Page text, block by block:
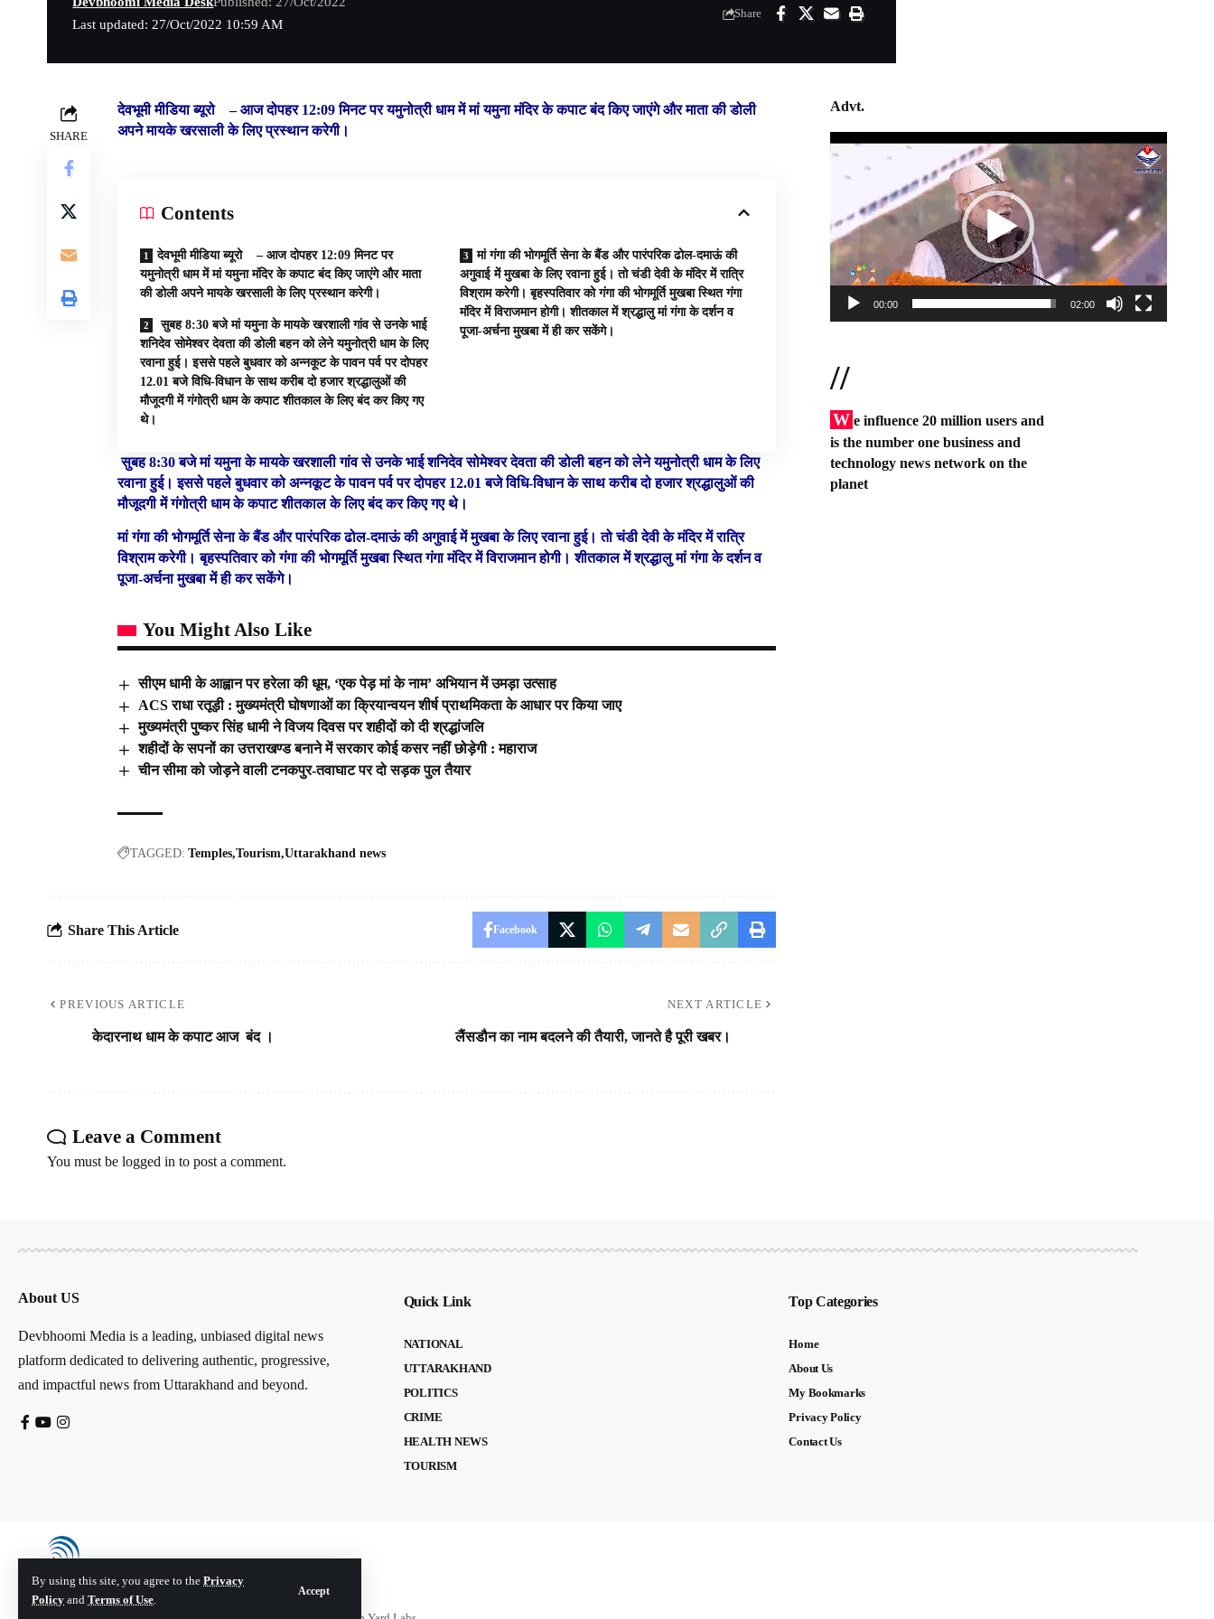
By using this site, you agree to the Privacy
Policy and Terms of Use.
Accept
Last updated: 27/Oct/2022 10:59 AM
Share
SHARE
देवभूमी मीडिया ब्यूरो –आज दोपहर 12:09 मिनट पर यमुनोत्री धाम में मां यमुना मंदिर के कपाट बंद किए जाएंगे और माता की डोली
अपने मायके खरसाली के लिए प्रस्थान करेगी।
Contents
देवभूमी मीडिया ब्यूरो – आज दोपहर 12:09 मिनट पर
यमुनोत्री धाम में मां यमुना मंदिर के कपाट बंद किए जाएंगे और माता
की डोली अपने मायके खरसाली के लिए प्रस्थान करेगी।
सुबह 8:30 बजे मां यमुना के मायके खरशाली गांव से उनके भाई
शनिदेव सोमेश्वर देवता की डोली बहन को लेने यमुनोत्री धाम के लिए
रवाना हुई। इससे पहले बुधवार को अन्नकूट के पावन पर्व पर दोपहर
12.01 बजे विधि-विधान के साथ करीब दो हजार श्रद्धालुओं की
मौजूदगी में गंगोत्री धाम के कपाट शीतकाल के लिए बंद कर किए गए
थे।
मां गंगा की भोगमूर्ति सेना के बैंड और पारंपरिक ढोल-दमाऊं की
अगुवाई में मुखबा के लिए रवाना हुई। तो चंडी देवी के मंदिर में रात्रि
विश्राम करेगी। बृहस्पतिवार को गंगा की भोगमूर्ति मुखबा स्थित गंगा
मंदिर में विराजमान होगी। शीतकाल में श्रद्धालु मां गंगा के दर्शन व
पूजा-अर्चना मुखबा में ही कर सकेंगे।
सुबह 8:30 बजे मां यमुना के मायके खरशाली गांव से उनके भाई शनिदेव सोमेश्वर देवता की डोली बहन को लेने यमुनोत्री धाम के लिए
रवाना हुई। इससे पहले बुधवार को अन्नकूट के पावन पर्व पर दोपहर 12.01 बजे विधि-विधान के साथ करीब दो हजार श्रद्धालुओं की
मौजूदगी में गंगोत्री धाम के कपाट शीतकाल के लिए बंद कर किए गए थे।
मां गंगा की भोगमूर्ति सेना के बैंड और पारंपरिक ढोल-दमाऊं की अगुवाई में मुखबा के लिए रवाना हुई। तो चंडी देवी के मंदिर में रात्रि
विश्राम करेगी। बृहस्पतिवार को गंगा की भोगमूर्ति मुखबा स्थित गंगा मंदिर में विराजमान होगी। शीतकाल में श्रद्धालु मां गंगा के दर्शन व
पूजा-अर्चना मुखबा में ही कर सकेंगे।
You Might Also Like
सीएम धामी के आह्वान पर हरेला की धूम, ‘एक पेड़ मां के नाम’ अभियान में उमड़ा उत्साह
ACS राधा रतूड़ी : मुख्यमंत्री घोषणाओं का क्रियान्वयन शीर्ष प्राथमिकता के आधार पर किया जाए
मुख्यमंत्री पुष्कर सिंह धामी ने विजय दिवस पर शहीदों को दी श्रद्धांजलि
शहीदों के सपनों का उत्तराखण्ड बनाने में सरकार कोई कसर नहीं छोड़ेगी : महाराज
चीन सीमा को जोड़ने वाली टनकपुर-तवाघाट पर दो सड़क पुल तैयार
TAGGED: Temples Tourism Uttarakhand news
Share This Article Facebook
PREVIOUS ARTICLE
केदारनाथ धाम के कपाट आज बंद ।
NEXT ARTICLE
लैंसडौन का नाम बदलने की तैयारी, जानते है पूरी खबर।
Leave a Comment
You must be logged in to post a comment.
Advt.
Video
00:00 02:00
//
W e influence 20 million users and
is the number one business and
technology news network on the
planet
About US
Devbhoomi Media is a leading, unbiased digital news
platform dedicated to delivering authentic, progressive,
and impactful news from Uttarakhand and beyond.
Quick Link
NATIONAL
UTTARAKHAND
POLITICS
CRIME
HEALTH NEWS
TOURISM
Top Categories
Home
About Us
My Bookmarks
Privacy Policy
Contact Us